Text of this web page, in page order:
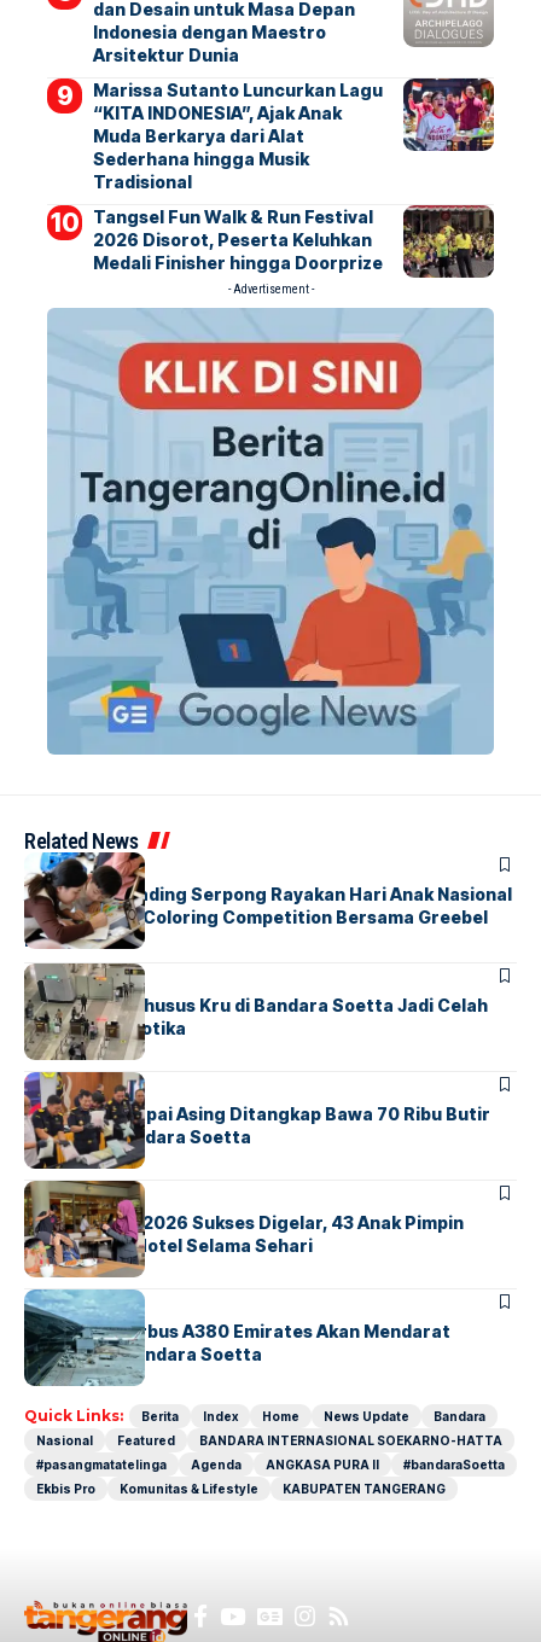
dan Desain untuk Masa Depan
Indonesia dengan Maestro
Arsitektur Dunia
Marissa Sutanto Luncurkan Lagu
“KITA INDONESIA”, Ajak Anak
Muda Berkarya dari Alat
Sederhana hingga Musik
Tradisional
Tangsel Fun Walk & Run Festival
2026 Disorot, Peserta Keluhkan
Medali Finisher hingga Doorprize
- Advertisement -
Related News
BERITAINDEX
Atria Hotel Gading Serpong Rayakan Hari Anak Nasional
Lewat Family Coloring Competition Bersama Greebel
Indonesia
BANDARABERITA
Ketika Jalur Khusus Kru di Bandara Soetta Jadi Celah
Sindikat Narkotika
BANDARA BERITA
Kopilot Maskapai Asing Ditangkap Bawa 70 Ribu Butir
Ekstasi di Bandara Soetta
BERITAINDEX
GM For A Day 2026 Sukses Digelar, 43 Anak Pimpin
Operasional Hotel Selama Sehari
BANDARA BERITA
8 Agustus, Airbus A380 Emirates Akan Mendarat
Perdana di Bandara Soetta
Quick Links: Berita Index Home News Update
Bandara
Nasional
Featured
BANDARA INTERNASIONAL SOEKARNO-HATTA
#pasangmatatelinga
Agenda ANGKASA PURA II
#bandaraSoetta
Ekbis Pro
Komunitas & Lifestyle KABUPATEN TANGERANG